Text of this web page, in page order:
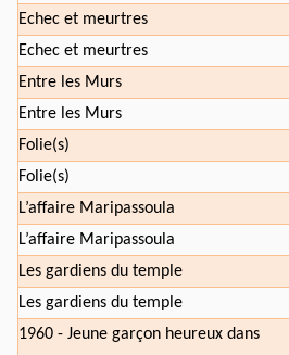
Echec et meurtres
Echec et meurtres
Entre les Murs
Entre les Murs
Folie(s)
Folie(s)
L’affaire Maripassoula
L’affaire Maripassoula
Les gardiens du temple
Les gardiens du temple
1960 - Jeune garçon heureux dans